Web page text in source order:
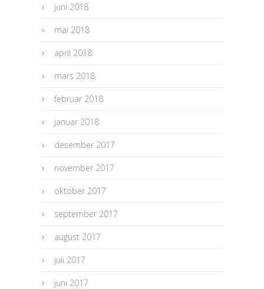
juni 2018
mai 2018
april 2018
mars 2018
februar 2018
januar 2018
desember 2017
november 2017
oktober 2017
september 2017
august 2017
juli 2017
juni 2017